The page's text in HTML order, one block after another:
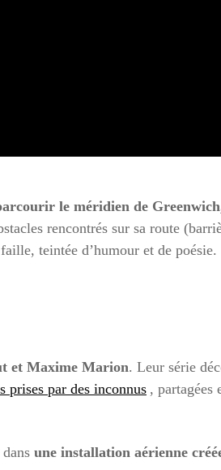
le méridien de
rencontrés sur sa route
teintée d’humour et de poésie.
et Maxime Marion. Leur série
prises par des inconnus , partagées
une installation aérienne